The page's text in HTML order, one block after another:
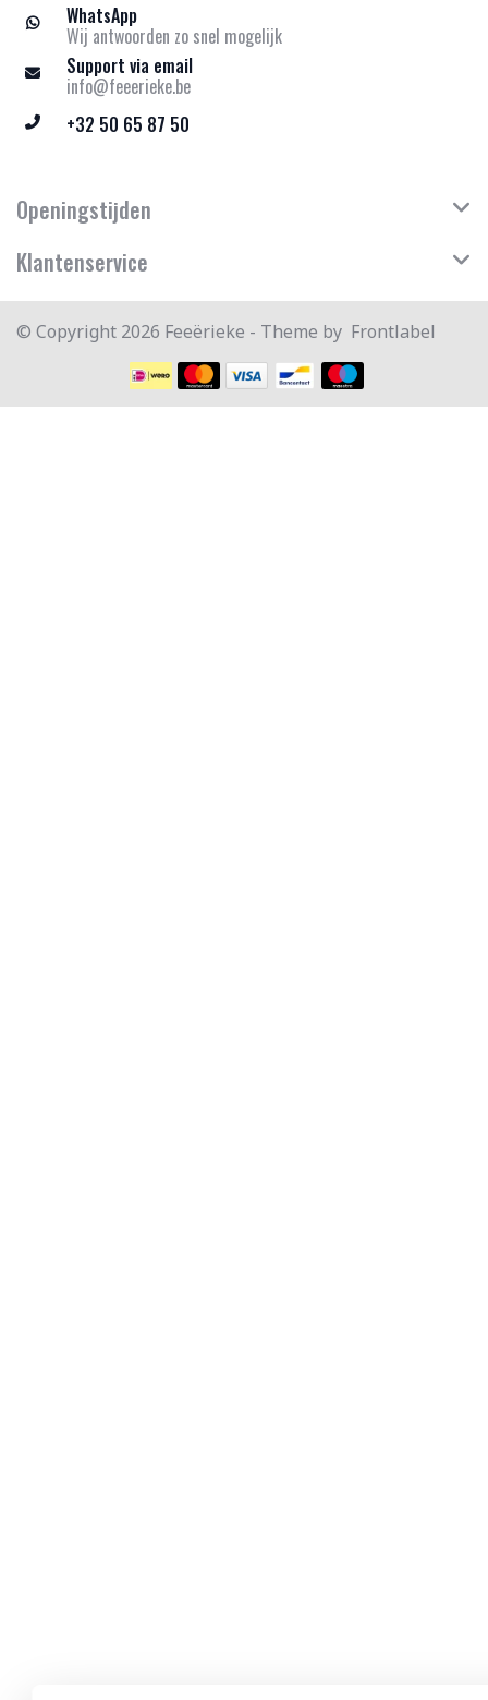
WhatsApp
Wij antwoorden zo snel mogelijk
Support via email
info@feeerieke.be
+32 50 65 87 50
Openingstijden
Klantenservice
© Copyright 2026 Feeërieke - Theme by Frontlabel